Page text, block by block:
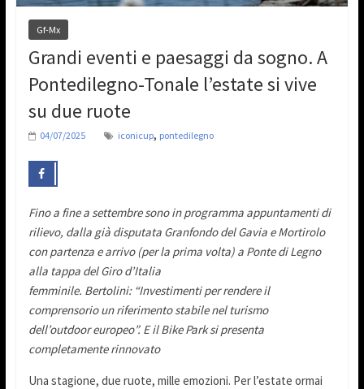
Gf-Mx
Grandi eventi e paesaggi da sogno. A
Pontedilegno-Tonale l’estate si vive
su due ruote
04/07/2025 iconicup, pontedilegno
Fino a fine a settembre sono in programma appuntamenti di
rilievo, dalla già disputata Granfondo del Gavia e Mortirolo
con partenza e arrivo (per la prima volta) a Ponte di Legno
alla tappa del Giro d’Italia
femminile. Bertolini: “Investimenti per rendere il
comprensorio un riferimento stabile nel turismo
dell’outdoor europeo”. E il Bike Park si presenta
completamente rinnovato
Una stagione, due ruote, mille emozioni. Per l’estate ormai